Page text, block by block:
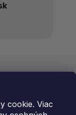
cookie. Viac